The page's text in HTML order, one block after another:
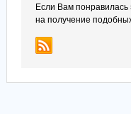
Если Вам понравилась
на получение